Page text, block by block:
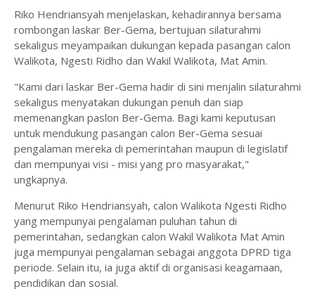
Riko Hendriansyah menjelaskan, kehadirannya bersama
rombongan laskar Ber-Gema, bertujuan silaturahmi
sekaligus meyampaikan dukungan kepada pasangan calon
Walikota, Ngesti Ridho dan Wakil Walikota, Mat Amin.
"Kami dari laskar Ber-Gema hadir di sini menjalin silaturahmi
sekaligus menyatakan dukungan penuh dan siap
memenangkan paslon Ber-Gema. Bagi kami keputusan
untuk mendukung pasangan calon Ber-Gema sesuai
pengalaman mereka di pemerintahan maupun di legislatif
dan mempunyai visi - misi yang pro masyarakat,"
ungkapnya.
Menurut Riko Hendriansyah, calon Walikota Ngesti Ridho
yang mempunyai pengalaman puluhan tahun di
pemerintahan, sedangkan calon Wakil Walikota Mat Amin
juga mempunyai pengalaman sebagai anggota DPRD tiga
periode. Selain itu, ia juga aktif di organisasi keagamaan,
pendidikan dan sosial.